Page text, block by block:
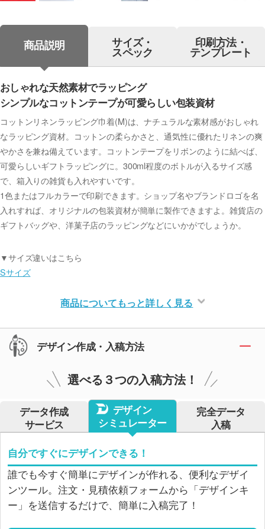
商品説明 サイズ・
スペック
印刷方法・
テンプレート
おしゃれな天然素材でラッピング
シンプルなコットンテープが可愛らしい包装資材
コットンリネンラッピング巾着(M)は、ナチュラルな素材感がおしゃれ
なラッピング資材。コットンの柔らかさと、通気性に優れたリネンの爽
やかさを兼ね備えています。コットンテープをリボンのように結べば、
可愛らしいギフトラッピングに。300ml程度のボトルが入るサイズ感
で、箱入りの雑貨も入れやすいです。
1色またはフルカラーで印刷できます。ショップ名やブランドロゴを名
入れすれば、オリジナルの包装資材が簡単に製作できますよ。雑貨店の
ギフトバッグや、洋菓子店のラッピングなどにいかがでしょうか。
▼サイズ違いはこちら
Sサイズ
商品についてもっと詳しく見る
デザイン作成・入稿方法
選べる３つの入稿方法！
データ作成
サービス
デザイン
シミュレーター
完全データ
入稿
自分ですぐにデザインできる！
誰でも今すぐ簡単にデザインが作れる、便利なデザイ
ンツール。注文・見積依頼フォームから「デザインキ
ー」を送信するだけで、簡単に入稿完了！